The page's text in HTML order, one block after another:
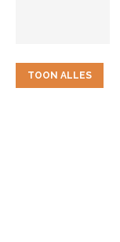
TOON ALLES